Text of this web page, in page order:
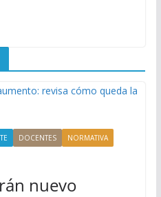
DOCENTES
NORMATIVA
nuevo